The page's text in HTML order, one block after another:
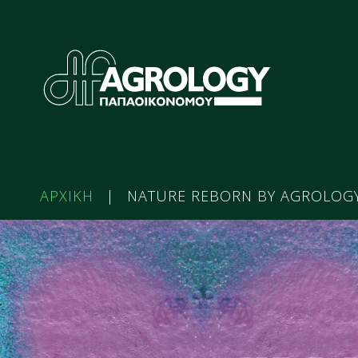
ΑΡΧΙΚΗ | NATURE REBORN BY